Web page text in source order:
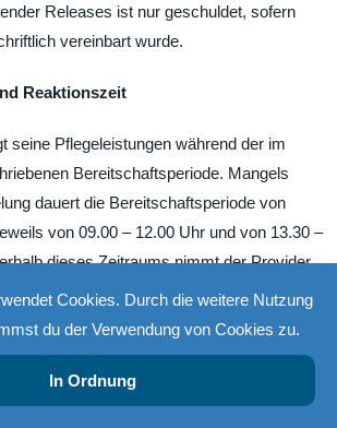
Releases ist nur geschuldet, sofern
vereinbart wurde.
Reaktionszeit
seine Pflegeleistungen während der im
Bereitschaftsperiode. Mangels
dauert die Bereitschaftsperiode von
von 09.00 – 12.00 Uhr und von 13.30 –
dieses Zeitraums nimmt der Provider
entgegen und führt Pflegearbeiten aus. Als
Reaktionszeit gilt der Zeitraum
bis eine erste Antwort mittels Telefon
erfolgt. Sonn- und Feiertage (wie
Cookies. Durch die weitere Nutzung
du der Verwendung von Cookies zu.
In Ordnung